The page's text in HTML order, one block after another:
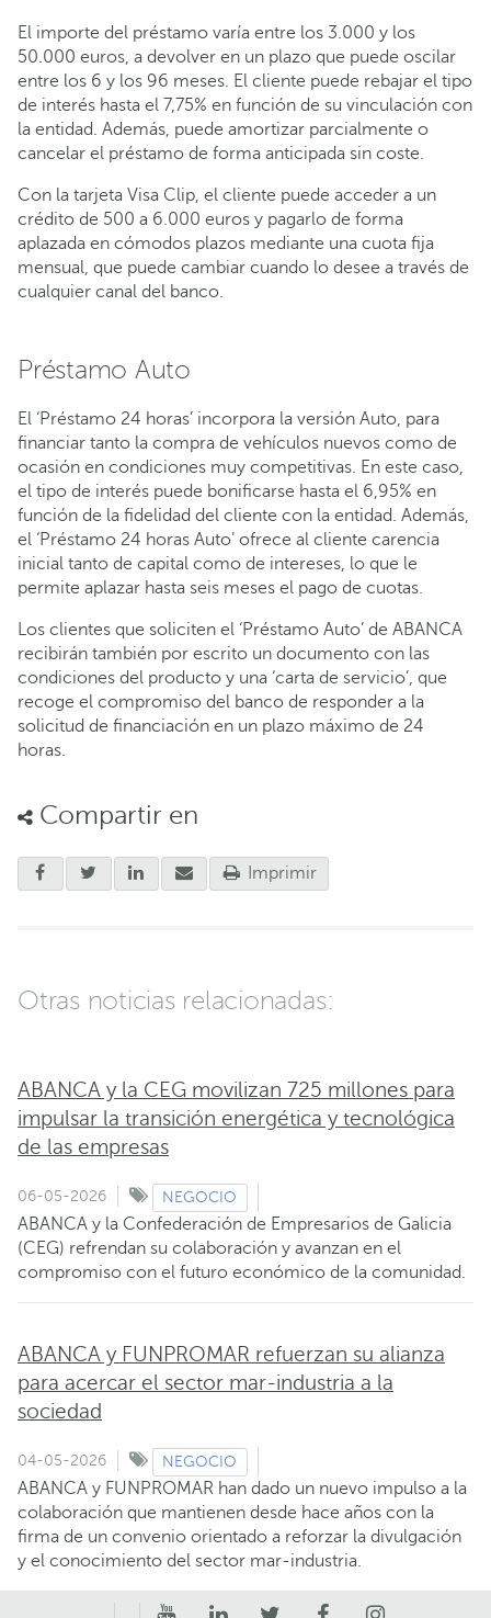
El importe del préstamo varía entre los 3.000 y los
50.000 euros, a devolver en un plazo que puede oscilar
entre los 6 y los 96 meses. El cliente puede rebajar el tipo
de interés hasta el 7,75% en función de su vinculación con
la entidad. Además, puede amortizar parcialmente o
cancelar el préstamo de forma anticipada sin coste.
Con la tarjeta Visa Clip, el cliente puede acceder a un
crédito de 500 a 6.000 euros y pagarlo de forma
aplazada en cómodos plazos mediante una cuota fija
mensual, que puede cambiar cuando lo desee a través de
cualquier canal del banco.
Préstamo Auto
El ‘Préstamo 24 horas’ incorpora la versión Auto, para
financiar tanto la compra de vehículos nuevos como de
ocasión en condiciones muy competitivas. En este caso,
el tipo de interés puede bonificarse hasta el 6,95% en
función de la fidelidad del cliente con la entidad. Además,
el ‘Préstamo 24 horas Auto’ ofrece al cliente carencia
inicial tanto de capital como de intereses, lo que le
permite aplazar hasta seis meses el pago de cuotas.
Los clientes que soliciten el ‘Préstamo Auto’ de ABANCA
recibirán también por escrito un documento con las
condiciones del producto y una ‘carta de servicio’, que
recoge el compromiso del banco de responder a la
solicitud de financiación en un plazo máximo de 24
horas.
Compartir en
Imprimir
Otras noticias relacionadas:
ABANCA y la CEG movilizan 725 millones para
impulsar la transición energética y tecnológica
de las empresas
06-05-2026 NEGOCIO
ABANCA y la Confederación de Empresarios de Galicia
(CEG) refrendan su colaboración y avanzan en el
compromiso con el futuro económico de la comunidad.
ABANCA y FUNPROMAR refuerzan su alianza
para acercar el sector mar-industria a la
sociedad
04-05-2026 NEGOCIO
ABANCA y FUNPROMAR han dado un nuevo impulso a la
colaboración que mantienen desde hace años con la
firma de un convenio orientado a reforzar la divulgación
y el conocimiento del sector mar-industria.